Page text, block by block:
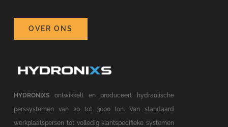
OVER ONS
HYDRONIXSontwikkelt en produceert hydraulische
perssystemen van 20 tot 3000 ton. Van standaard
werkplaatspersen tot volledig klantspecifieke systemen